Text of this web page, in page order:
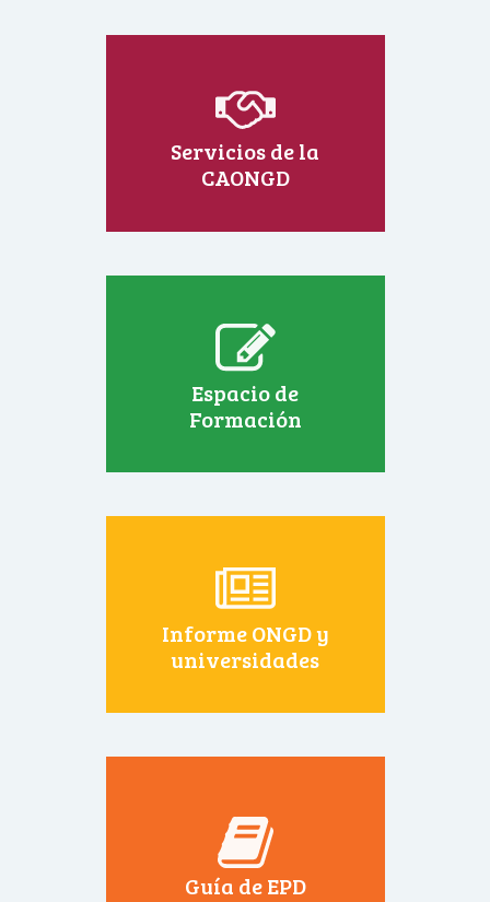
Servicios de la
CAONGD
Espacio de
Formación
Informe ONGD y
universidades
Guía de EPD